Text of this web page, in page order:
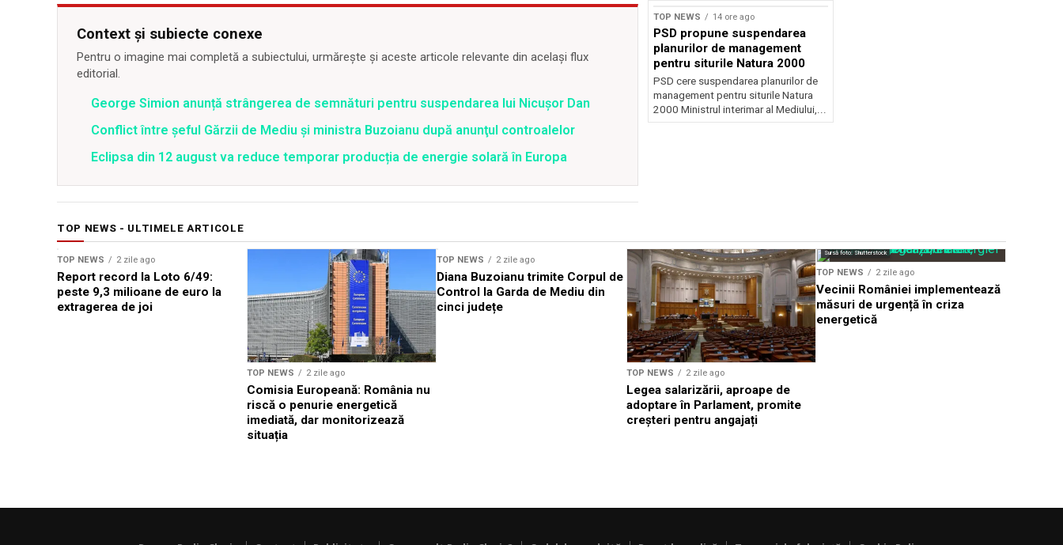
Context și subiecte conexe
Pentru o imagine mai completă a subiectului, urmărește și aceste articole relevante din același flux
editorial.
George Simion anunță strângerea de semnături pentru suspendarea lui Nicușor Dan
Conflict între şeful Gărzii de Mediu şi ministra Buzoianu după anunţul controalelor
Eclipsa din 12 august va reduce temporar producția de energie solară în Europa
TOP NEWS 14 ore ago
PSD propune suspendarea
planurilor de management
pentru siturile Natura 2000
PSD cere suspendarea planurilor de
management pentru siturile Natura
2000 Ministrul interimar al Mediului,...
TOP NEWS - ULTIMELE ARTICOLE
TOP NEWS 2 zile ago
Report record la Loto 6/49:
peste 9,3 milioane de euro la
extragerea de joi
TOP NEWS 2 zile ago
Comisia Europeană: România nu
riscă o penurie energetică
imediată, dar monitorizează
situația
TOP NEWS 2 zile ago
Diana Buzoianu trimite Corpul de
Control la Garda de Mediu din
cinci județe
TOP NEWS 2 zile ago
Legea salarizării, aproape de
adoptare în Parlament, promite
creșteri pentru angajați
Sursă foto: Shutterstock
TOP NEWS 2 zile ago
Vecinii României implementează
măsuri de urgență în criza
energetică